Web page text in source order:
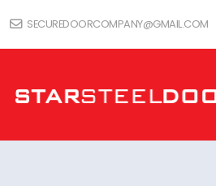
SECUREDOORCOMPANY@GMAIL.COM